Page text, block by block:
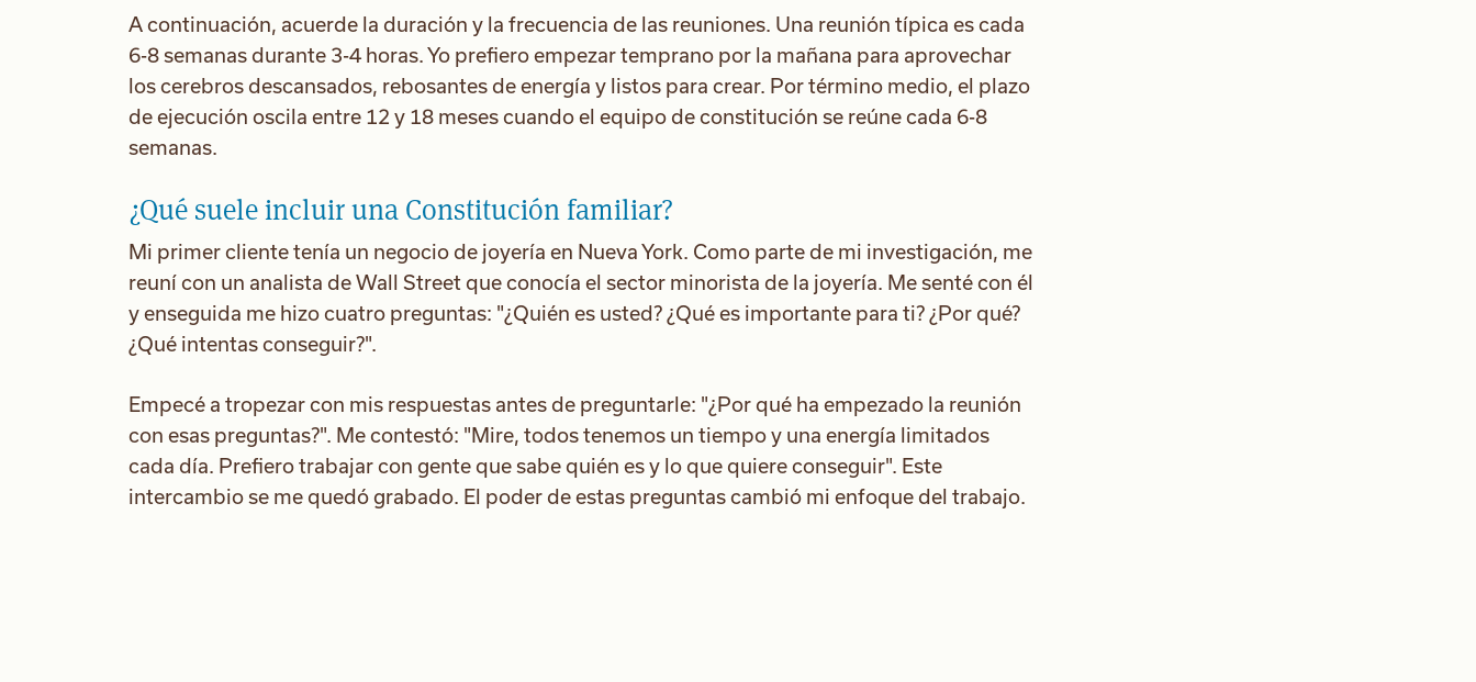
A continuación, acuerde la duración y la frecuencia de las reuniones. Una reunión típica es cada
6-8 semanas durante 3-4 horas. Yo prefiero empezar temprano por la mañana para aprovechar
los cerebros descansados, rebosantes de energía y listos para crear. Por término medio, el plazo
de ejecución oscila entre 12 y 18 meses cuando el equipo de constitución se reúne cada 6-8
semanas.
¿Qué suele incluir una Constitución familiar?
Mi primer cliente tenía un negocio de joyería en Nueva York. Como parte de mi investigación, me
reuní con un analista de Wall Street que conocía el sector minorista de la joyería. Me senté con él
y enseguida me hizo cuatro preguntas: "¿Quién es usted? ¿Qué es importante para ti? ¿Por qué?
¿Qué intentas conseguir?".
Empecé a tropezar con mis respuestas antes de preguntarle: "¿Por qué ha empezado la reunión
con esas preguntas?". Me contestó: "Mire, todos tenemos un tiempo y una energía limitados
cada día. Prefiero trabajar con gente que sabe quién es y lo que quiere conseguir". Este
intercambio se me quedó grabado. El poder de estas preguntas cambió mi enfoque del trabajo.